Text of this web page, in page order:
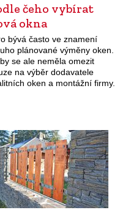
čeho vybírat
okna
bývá často ve znamení
plánované výměny oken.
se ale neměla omezit
na výběr dodavatele
oken a montážní firmy.